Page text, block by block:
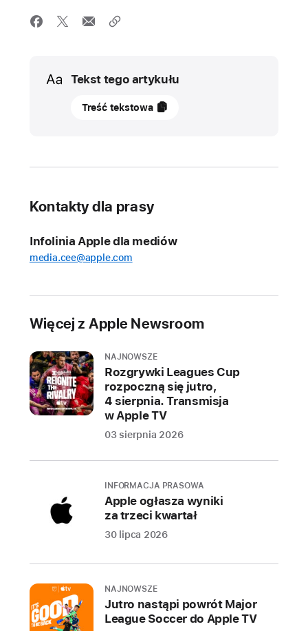
Media
Tekst tego artykułu
20
NAJNOWSZE
Shazam
już
ponad
utworów
Taka
oznacza,
że
gdyby
platformy
wszyscy
mieszkańcy
z nas
zidentyfikowałby
Shazam
Liczba
utworów
Treść tekstowa
Kontakty dla prasy
Infolinia Apple dla mediów
media.cee@apple.com
Więcej z Apple Newsroom
NAJNOWSZE
Rozgrywki Leagues Cup
rozpoczną się jutro,
4 sierpnia. Transmisja
w Apple TV
03 sierpnia 2026
INFORMACJA PRASOWA
Apple ogłasza wyniki
za trzeci kwartał
30 lipca 2026
NAJNOWSZE
Jutro nastąpi powrót Major
League Soccer do Apple TV